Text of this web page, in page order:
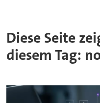
Diese Seite
diesem Tag: